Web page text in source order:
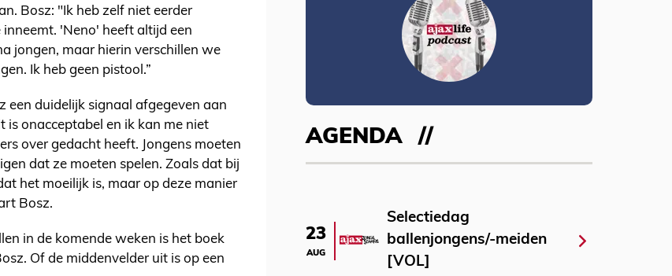
Bosz: "Ik heb zelf niet eerder
'Neno' heeft altijd een
jongen, maar hierin verschillen we
Ik heb geen pistool.”
een duidelijk signaal afgegeven aan
is onacceptabel en ik kan me niet
over gedacht heeft. Jongens moeten
dat ze moeten spelen. Zoals dat bij
het moeilijk is, maar op deze manier
Bosz.
in de komende weken is het boek
Of de middenvelder uit is op een
AGENDA
23
AUG
Selectiedag
ballenjongens/-meiden
[VOL]